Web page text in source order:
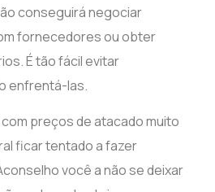
conseguirá negociar
fornecedores ou obter
É tão fácil evitar
enfrentá-las.
preços de atacado muito
ficar tentado a fazer
você a não se deixar